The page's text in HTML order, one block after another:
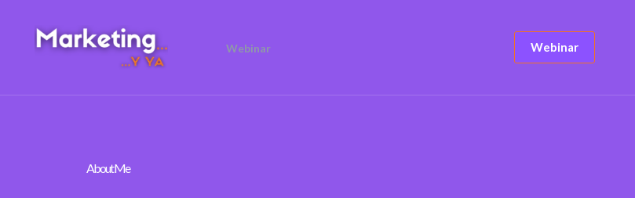
Webinar Webinar
About Me